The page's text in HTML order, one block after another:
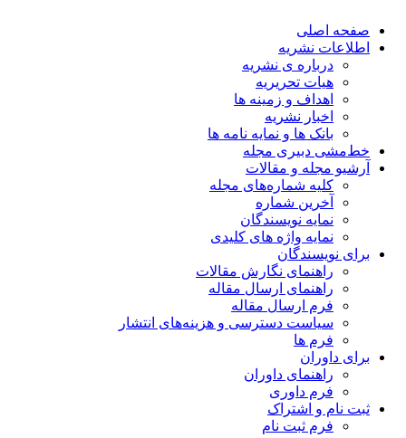
صفحه اصلی
اطلاعات نشریه
درباره ی نشریه
هیات تحریریه
اهداف و زمینه ها
اخبار نشریه
بانک ها و نمایه نامه ها
خط‌مشی دبیری مجله
آرشیو مجله و مقالات
کلیه شماره‌های مجله
آخرین شماره
نمایه نویسندگان
نمایه واژه های کلیدی
برای نویسندگان
راهنمای نگارش مقالات
راهنمای ارسال مقاله
فرم ارسال مقاله
سیاست دسترسی و هزینه‌های انتشار
فرم ها
برای داوران
راهنمای داوران
فرم داوری
ثبت نام و اشتراک
فرم ثبت نام